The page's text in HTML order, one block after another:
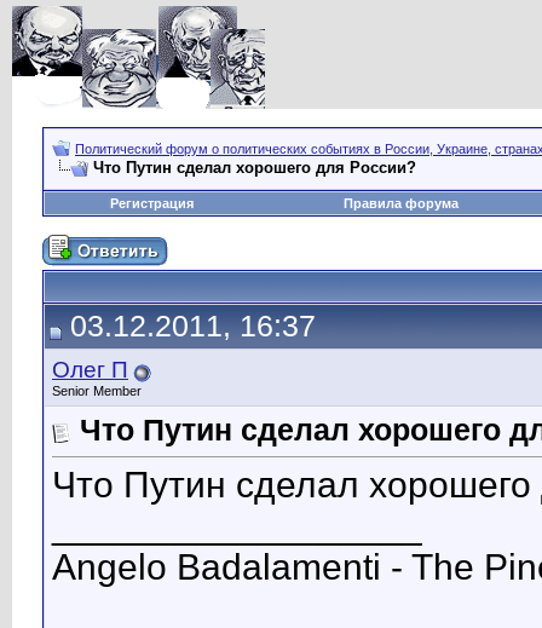
Политический форум о политических событиях в России, Украине,
Что Путин сделал хорошего для России?
Регистрация Правила форума
03.12.2011, 16:37
Олег П
Senior Member
Что Путин сделал хорошего
Что Путин сделал
Angelo Badalamenti - The